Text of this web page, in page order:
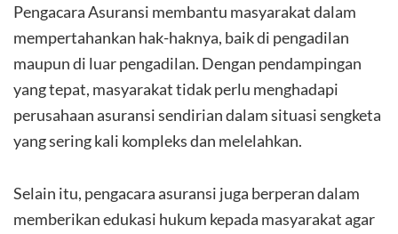
Pengacara Asuransi membantu masyarakat dalam
mempertahankan hak-haknya, baik di pengadilan
maupun di luar pengadilan. Dengan pendampingan
yang tepat, masyarakat tidak perlu menghadapi
perusahaan asuransi sendirian dalam situasi sengketa
yang sering kali kompleks dan melelahkan.
Selain itu, pengacara asuransi juga berperan dalam
memberikan edukasi hukum kepada masyarakat agar